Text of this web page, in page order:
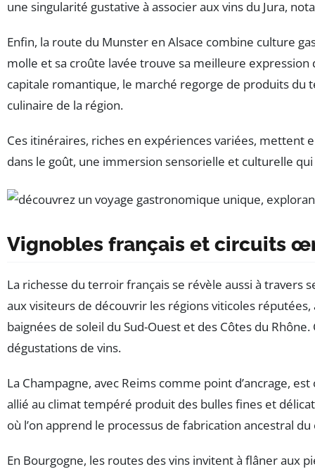
une singularité gustative à associer aux vins du Jura,
Enfin, la route du Munster en Alsace combine culture
molle et sa croûte lavée trouve sa meilleure
capitale romantique, le marché regorge de produits
culinaire de la région.
Ces itinéraires, riches en expériences variées, mettent
dans le goût, une immersion sensorielle et culturelle
Vignobles français et circuits
La richesse du terroir français se révèle aussi à
aux visiteurs de découvrir les régions viticoles
baignées de soleil du Sud-Ouest et des Côtes du
dégustations de vins.
La Champagne, avec Reims comme point d’ancrage,
allié au climat tempéré produit des bulles fines et
où l’on apprend le processus de fabrication ancestral
En Bourgogne, les routes des vins invitent à flâner aux